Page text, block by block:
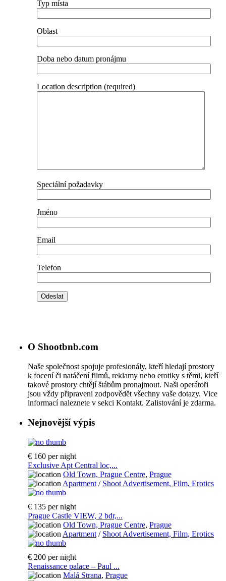
Typ místa
Oblast
Doba nebo datum pronájmu
Location description (required)
Speciální požadavky
Jméno
Email
Telefon
O Shootbnb.com
Naše společnost spojuje profesionály, kteří hledají prostory
k focení či natáčení filmů, reklamy nebo erotiky s těmi, kteří
takové prostory chtějí štábům pronajmout. Naši operátoři
jsou vždy připraveni zodpovědět všechny vaše dotazy. Vice
informací naleznete v sekci Kontakt. Zalistování je zdarma.
Nejnovější výpis
€ 160 per night
Exclusive Apt Central loc,...
Old Town, Prague Centre, Prague
Apartment / Shoot Advertisement, Film, Erotics
€ 135 per night
Prague Castle VIEW, 2 bdr,...
Old Town, Prague Centre, Prague
Apartment / Shoot Advertisement, Film, Erotics
€ 200 per night
Renaissance palace – Paul ...
Malá Strana, Prague